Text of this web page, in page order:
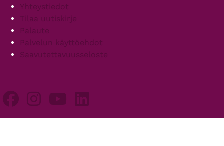
Yhteystiedot
Tilaa uutiskirje
Palaute
Palvelun käyttöehdot
Saavutettavuusseloste